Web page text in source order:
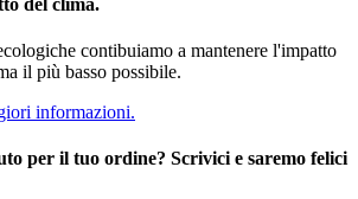
contibuiamo a mantenere l'impatto
il più basso possibile.
informazioni.
per il tuo ordine? Scrivici e saremo felici